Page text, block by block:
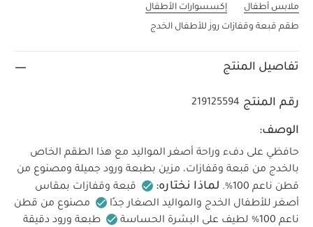
ملابس أطفال
إكسسوارات الأطفال
طقم قبعة وقفازات روز للأطفال الخدج
تفاصيل المنتج
رقم المنتج 219125594
الوصف:
حافظي على دفء وراحة أصغر المواليد مع هذا الطقم الخاص
بالخدج من قبعة وقفازات، مزين بطبعة ورود جميلة ومصنوع من
قطن ناعم 100%.
لماذا نختاره:
قبعة وقفازات بمقاس
أصغر للأطفال الخدج والمواليد الصغار جدًا
مصنوع من قطن
ناعم 100% لطيف على البشرة الحساسة
طبعة ورود دقيقة